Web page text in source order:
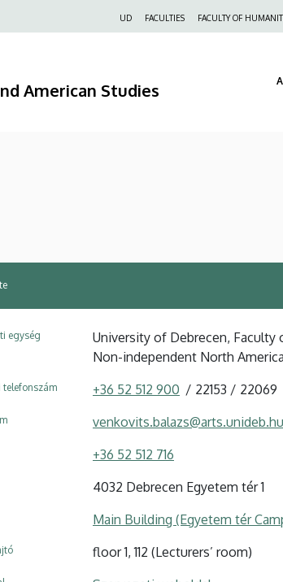
UD FACULTIES FACULTY OF
American Studies
egység
University of Debrecen,
Non-independent North
telefonszám +36 52 512 900 22153 22069
venkovits.balazs@arts.unideb.hu
+36 52 512 716
4032 Debrecen Egyetem tér 1
Main Building (Egyetem tér
floor 1, 112 (Lecturers’ room)